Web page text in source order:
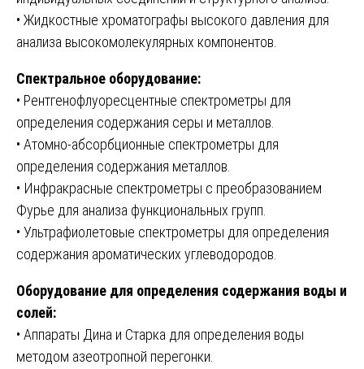
• Жидкостные хроматографы высокого давления для
анализа высокомолекулярных компонентов.
Спектральное оборудование:
• Рентгенофлуоресцентные спектрометры для
определения содержания серы и металлов.
• Атомно-абсорбционные спектрометры для
определения содержания металлов.
• Инфракрасные спектрометры с преобразованием
Фурье для анализа функциональных групп.
• Ультрафиолетовые спектрометры для определения
содержания ароматических углеводородов.
Оборудование для определения содержания воды и
солей:
• Аппараты Дина и Старка для определения воды
методом азеотропной перегонки.